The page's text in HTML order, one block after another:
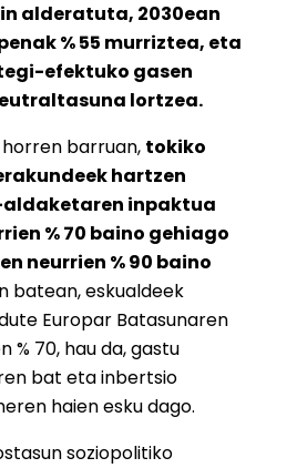
alderatuta, 2030ean
% 55 murriztea, eta
efektuko gasen
lortzea.
barruan, tokiko
hartzen
inpaktua
% 70 baino gehiago
neurrien % 90 baino
batean, eskualdeek
Europar Batasunaren
% 70, hau da, gastu
bat eta inbertsio
haien esku dago.
soziopolitiko